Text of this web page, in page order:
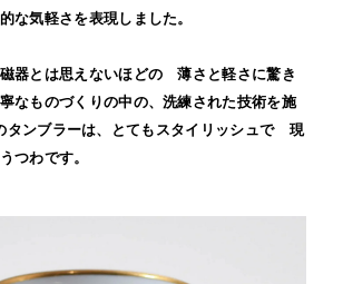
な気軽さを表現しました。
器とは思えないほどの 薄さと軽さに驚き
なものづくりの中の、洗練された技術を施
タンブラーは、とてもスタイリッシュで 現
つわです。